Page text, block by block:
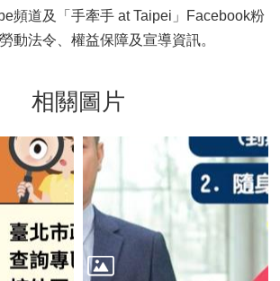
頻道及「手牽手 at Taipei」Facebook粉
動法令、權益保障及宣導資訊。
相關圖片